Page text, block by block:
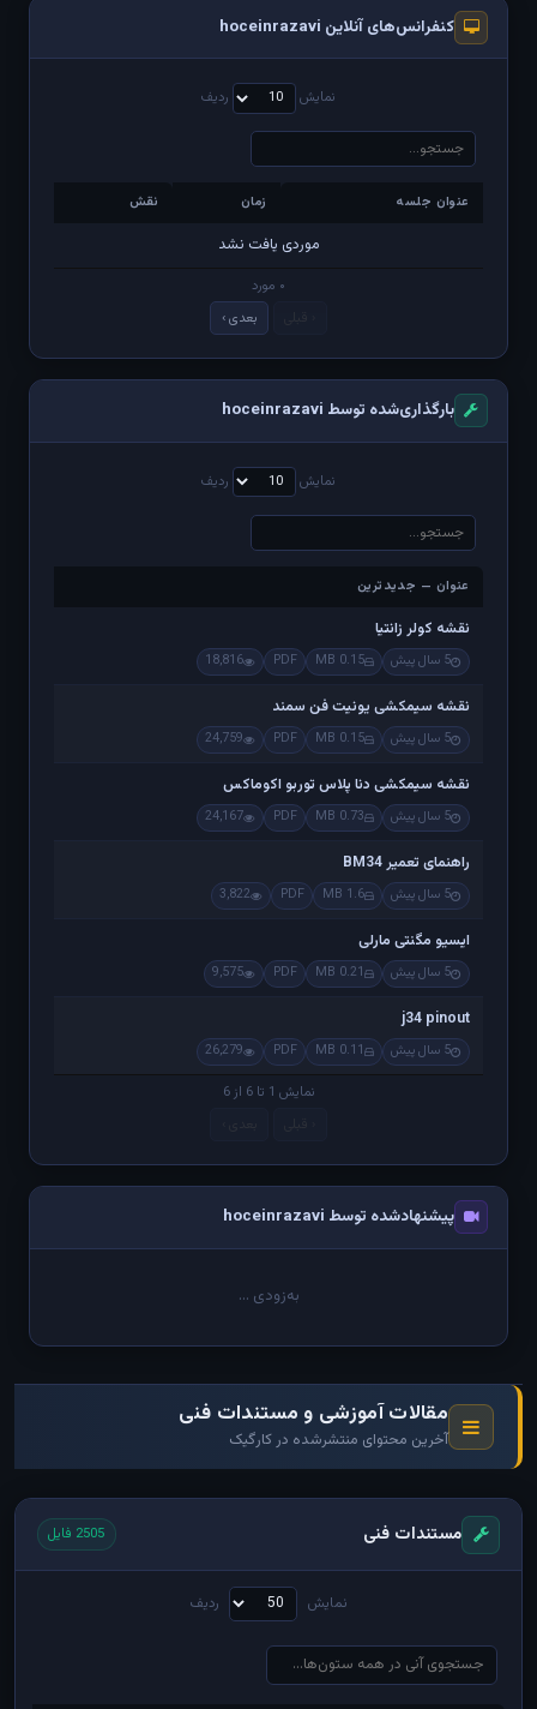
کنفرانس‌های آنلاین hoceinrazavi
نمایش ردیف
عنوان جلسه زمان
نقش
زمان
موردی یافت نشد
۰ مورد
بعدی ›
بارگذاری‌شده توسط hoceinrazavi
نمایش ردیف
عنوان — جدیدترین
عنوان — جدیدترین
نقشه کولر زانتیا
5 سال پیش 0.15 MB
PDF
18,816
نقشه سیمکشی یونیت فن سمند
5 سال پیش 0.15 MB
PDF
24,759
نقشه سیمکشی دنا پلاس توربو اکوماکس
5 سال پیش 0.73 MB
PDF
24,167
راهنمای تعمیر BM34
5 سال پیش 1.6 MB
PDF
3,822
ایسیو مگنتی مارلی
5 سال پیش 0.21 MB
PDF
9,575
j34 pinout
5 سال پیش 0.11 MB
PDF
26,279
نمایش 1 تا 6 از 6
پیشنهادشده توسط hoceinrazavi
به‌زودی ...
مقالات آموزشی و مستندات فنی
آخرین محتوای منتشرشده در کارگیک
مستندات فنی 2505 فایل
نمایش ردیف